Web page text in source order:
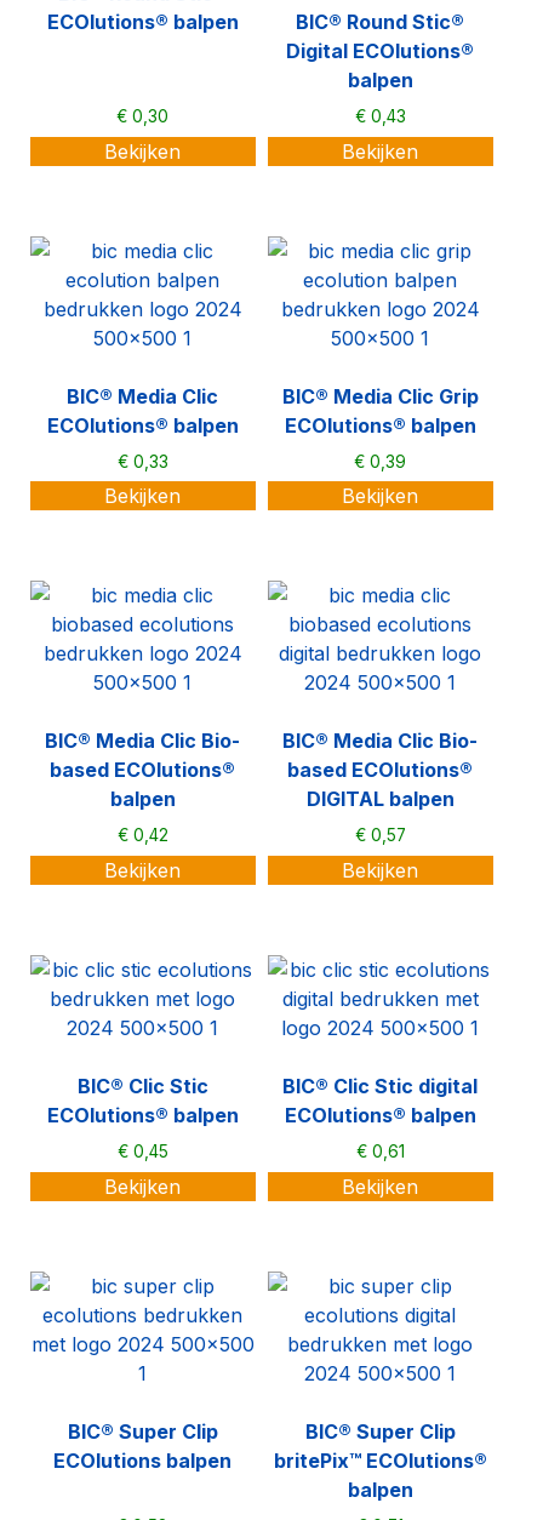
Clipkleur
Eindplugkleur
Gripkleur
Houderkleur
Minimaal:
€
Maximaal:
€
ECOlutions® balpen
€ 0,30
Bekijken
BIC® Round Stic®
Digital ECOlutions®
balpen
€0,43
Bekijken
BIC® Media Clic
ECOlutions® balpen
€0,33
Bekijken
BIC® Media Clic Grip
ECOlutions® balpen
€ 0,39
Bekijken
BIC® Media Clic Bio-
based ECOlutions®
balpen
€0,42
Bekijken
BIC® Media Clic Bio-
based ECOlutions®
DIGITAL balpen
€0,57
Bekijken
BIC® Clic Stic
ECOlutions® balpen
€0,45
Bekijken
BIC® Clic Stic digital
ECOlutions® balpen
€0,61
Bekijken
BIC® Super Clip
ECOlutions balpen
BIC® Super Clip
britePix™ ECOlutions®
balpen